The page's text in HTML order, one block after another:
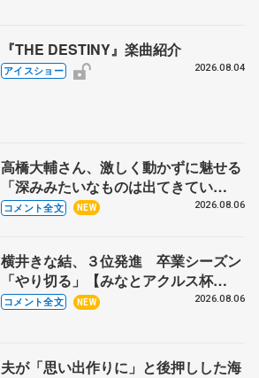
『THE DESTINY』楽曲紹介
アイスショー 2026.08.04
高橋大輔さん、激しく動かずに魅せる
「深みみたいなものは出てきてい
る？」 〝兄さん〟と慕うレジェンド
コメント全文 NEW 2026.08.06
横井きな結、３位発進 卒業シーズン
「やり切る」【みなとアクルス杯
SP】
コメント全文 NEW 2026.08.06
夫が「思い出作りに」と後押しした海